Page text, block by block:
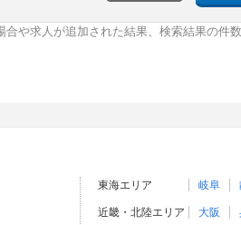
や求人が追加された結果、検索結果の件
東海エリア 岐阜
近畿・北陸エリア 大阪